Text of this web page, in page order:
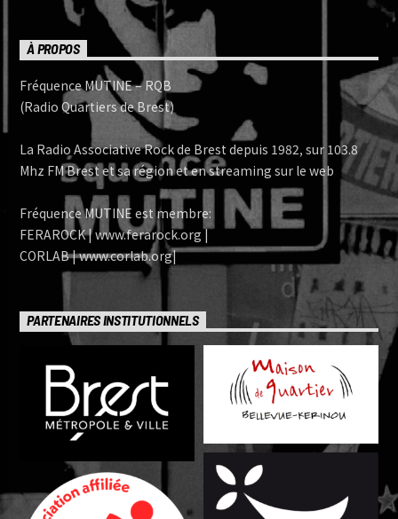
À PROPOS
Fréquence MUTINE – RQB
(Radio Quartiers de Brest)
La Radio Associative Rock de Brest depuis 1982, sur 103.8
Mhz FM Brest et sa région et en streaming sur le web
Fréquence MUTINE est membre:
FERAROCK | www.ferarock.org |
CORLAB | www.corlab.org|
PARTENAIRES INSTITUTIONNELS